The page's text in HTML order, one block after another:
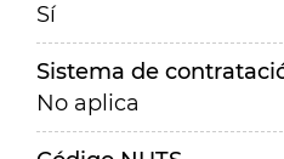
Sí
Sistema de
No aplica